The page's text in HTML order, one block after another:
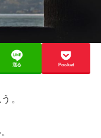
送る Pocket
。